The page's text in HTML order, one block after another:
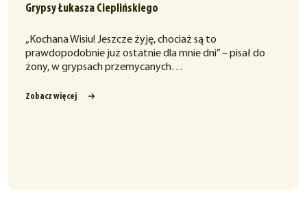
Grypsy Łukasza Cieplińskiego
„Kochana Wisiu! Jeszcze żyję, chociaż są to
prawdopodobnie już ostatnie dla mnie dni” – pisał do
żony, w grypsach przemycanych…
Zobacz więcej